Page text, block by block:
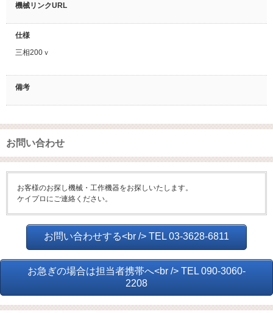
機械リンクURL
仕様
三相200ｖ
備考
お問い合わせ
お客様のお探し機械・工作機器をお探しいたします。
ケイプロにご連絡ください。
お問い合わせする<br /> TEL 03-3628-6811
お急ぎの場合は担当者携帯へ<br /> TEL 090-3060-
2208